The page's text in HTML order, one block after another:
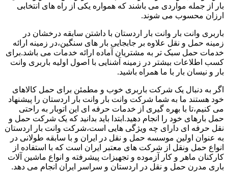
بار از جمله مواردی می باشند که همواره یکی از راه های انتخابی
ارزان محسوب می شوند.
باربری وانت بار وانت بار اردستان با داشتن سابقه درخشان در
زمینه حمل و نقل علاوه بر جابجایی بار های سنگین،در زمینه ارائه
خدمات حمل سبک تر به مشتریان آماده ارائه خدمات می باشد.برای
کسب اطلاعات بیشتر در زمینه آشنایی با اصول اولیه باربری وانت
بار و نیسان بار با ما همراه باشید.
اگر به دنبال یک شرکت باربری خوب و مطمئن برای حمل کالاهای
خود هستند ما به شما شرکت وانت بار وانت بار اردستان را پیشنهاد
می کنیم،تا با بهره گیری از خدمات حرفه ای این اتوبار به راحتی
حمل بارهای خود را انجام دهید.ابتدا باید بدانید که یک شرکت حمل و
نقل حرفه ای دارای چه ویژگی هایی است،شرکت وانت بار اردستان
به عنوان اولین موسسه حمل و نقل در ایران و با سابقه طولانی در
انواع حمل ونقل از شرکت های معتبر ایران است که با استفاده از
کارکنان ماهر و کار آزموده و تجهیزات پیشرفته و انواع ماشین آلات
باری مدرن حمل و نقل در اردستان و سراسر ایران انجام می دهد.